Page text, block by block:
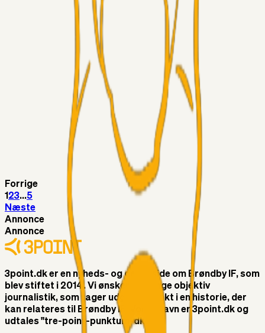
Nørgaards Lever Hug, Skaktræk Mod En Utålmodig
RasmusStephansen 04. aug. 2026
Har GFH løsnet grebet...?
Superliga-truppen
04. aug. 2026
Medie: Tahirovic til Celtic for samlet 6 mio Euro
Superliga-truppen
03. aug. 2026
Kunne Sami Jalal være den næste offensive brik? 🤔💛💙
Forrige
1 23...5
Næste
Annonce
Annonce
3point.dk er en nyheds- og debatside om Brøndby IF, som
blev stiftet i 2014. Vi ønsker at bringe objektiv
journalistik, som tager udgangspunkt i en historie, der
kan relateres til Brøndby IF. Vores navn er 3point.dk og
udtales "tre-point-punktum-dk"